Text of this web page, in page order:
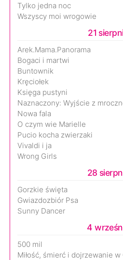
Tylko jedna noc
Wszyscy moi wrogowie
21
Arek.Mama.Panorama
Bogaci i martwi
Buntownik
Kręciołek
Księga pustyni
Naznaczony: Wyjście z
Nowa fala
O czym wie Marielle
Pucio kocha zwierzaki
Vivaldi i ja
Wrong Girls
28
Gorzkie święta
Gwiazdozbiór Psa
Sunny Dancer
4
500 mil
Miłość, śmierć i dojrzewanie w